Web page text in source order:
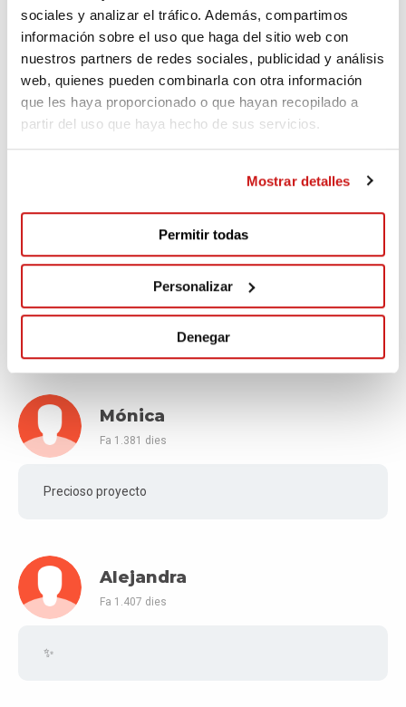
sociales y analizar el tráfico. Además, compartimos
información sobre el uso que haga del sitio web con
nuestros partners de redes sociales, publicidad y análisis
web, quienes pueden combinarla con otra información
que les haya proporcionado o que hayan recopilado a
partir del uso que haya hecho de sus servicios.
Mostrar detalles
Permitir todas
Personalizar
Denegar
MARIA DOLORES
230€
Fa 1.348 dies
Anònim
Donació oculta
VEURE MÉS DONANTS
Comentaris (2)
Mónica
Fa 1.381 dies
Precioso proyecto
Alejandra
Fa 1.407 dies
✨